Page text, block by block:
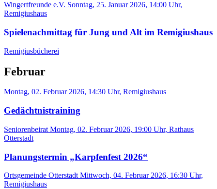
Wingertfreunde e.V. Sonntag, 25. Januar 2026, 14:00 Uhr,
Remigiushaus
Spielenachmittag für Jung und Alt im Remigiushaus
Remigiusbücherei
Februar
Montag, 02. Februar 2026, 14:30 Uhr, Remigiushaus
Gedächtnistraining
Seniorenbeirat Montag, 02. Februar 2026, 19:00 Uhr, Rathaus
Otterstadt
Planungstermin „Karpfenfest 2026“
Ortsgemeinde Otterstadt Mittwoch, 04. Februar 2026, 16:30 Uhr,
Remigiushaus